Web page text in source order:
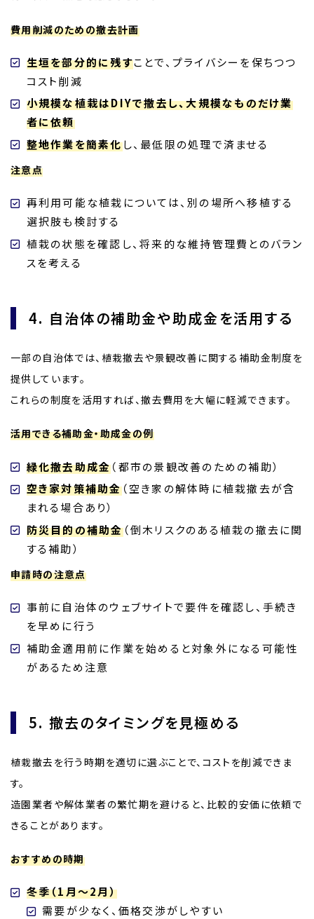
費用削減のための撤去計画
生垣を部分的に残すことで、プライバシーを保ちつつ
コスト削減
小規模な植栽はDIYで撤去し、大規模なものだけ業
者に依頼
整地作業を簡素化し、最低限の処理で済ませる
注意点
再利用可能な植栽については、別の場所へ移植する
選択肢も検討する
植栽の状態を確認し、将来的な維持管理費とのバラン
スを考える
4. 自治体の補助金や助成金を活用する
一部の自治体では、植栽撤去や景観改善に関する補助金制度を
提供しています。
これらの制度を活用すれば、撤去費用を大幅に軽減できます。
活用できる補助金・助成金の例
緑化撤去助成金（都市の景観改善のための補助）
空き家対策補助金（空き家の解体時に植栽撤去が含
まれる場合あり）
防災目的の補助金（倒木リスクのある植栽の撤去に関
する補助）
申請時の注意点
事前に自治体のウェブサイトで要件を確認し、手続き
を早めに行う
補助金適用前に作業を始めると対象外になる可能性
があるため注意
5. 撤去のタイミングを見極める
植栽撤去を行う時期を適切に選ぶことで、コストを削減できま
す。
造園業者や解体業者の繁忙期を避けると、比較的安価に依頼で
きることがあります。
おすすめの時期
冬季（1月～2月）
需要が少なく、価格交渉がしやすい